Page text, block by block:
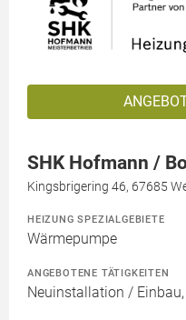
SHK Hofmann /
Kingsbrigering 46, 67685
HEIZUNG SPEZIALGEBIETE
Wärmepumpe
ANGEBOTENE TÄTIGKEITEN
Neuinstallation /